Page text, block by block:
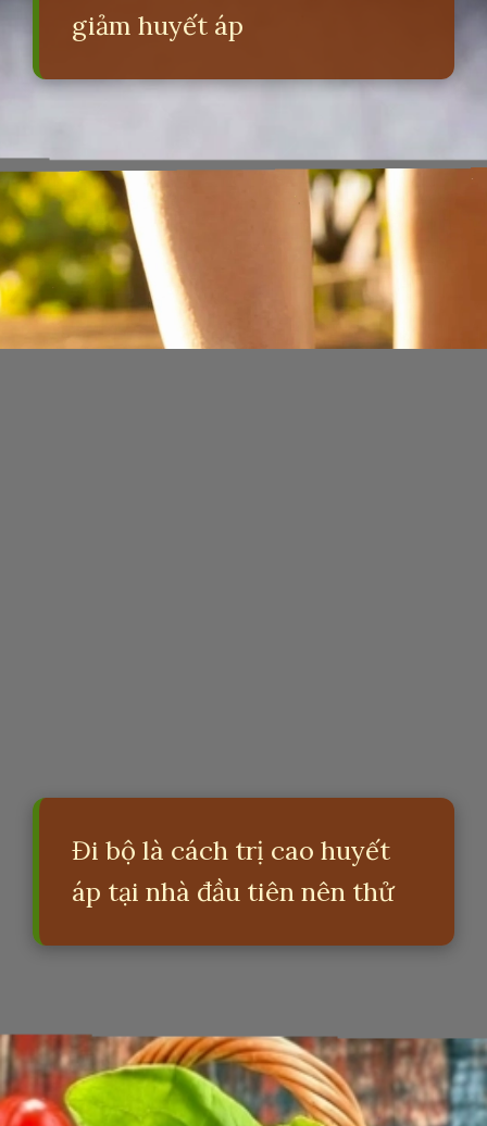
giảm huyết áp
Đang mở
Đi bộ là cách trị cao huyết
áp tại nhà đầu tiên nên thử
Đang mở https://erci.edu.vn/meo-vat-chua-cao-huyet-ap